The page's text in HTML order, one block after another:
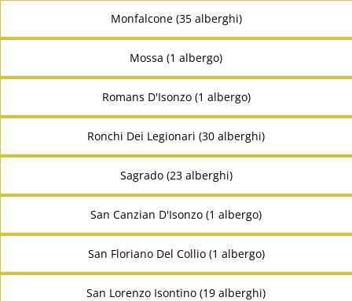
Monfalcone (35 alberghi)
Mossa (1 albergo)
Romans D'Isonzo (1 albergo)
Ronchi Dei Legionari (30 alberghi)
Sagrado (23 alberghi)
San Canzian D'Isonzo (1 albergo)
San Floriano Del Collio (1 albergo)
San Lorenzo Isontino (19 alberghi)